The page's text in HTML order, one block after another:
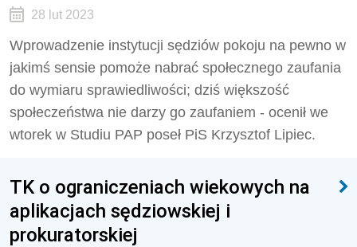
28 lut 2023
Wprowadzenie instytucji sędziów pokoju na pewno w
jakimś sensie pomoże nabrać społecznego zaufania
do wymiaru sprawiedliwości; dziś większość
społeczeństwa nie darzy go zaufaniem - ocenił we
wtorek w Studiu PAP poseł PiS Krzysztof Lipiec.
TK o ograniczeniach wiekowych na
aplikacjach sędziowskiej i
prokuratorskiej